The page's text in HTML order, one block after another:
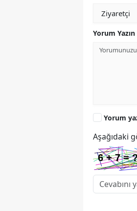
Yorum
Yorum
Aşağıdaki